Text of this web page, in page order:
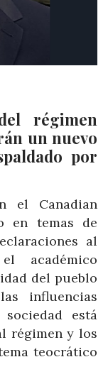
régimen
un nuevo
por
el Canadian
en temas de
al
académico
del pueblo
influencias
está
régimen y los
teocrático